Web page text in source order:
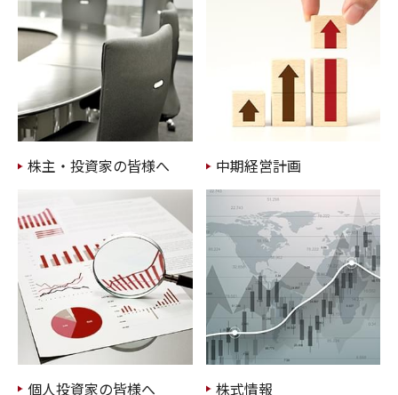
株主・投資家の皆様へ 中期経営計画
個人投資家の皆様へ 株式情報